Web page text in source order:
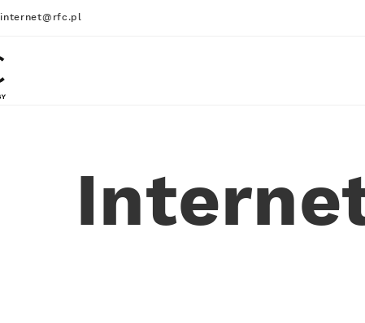
internet@rfc.pl